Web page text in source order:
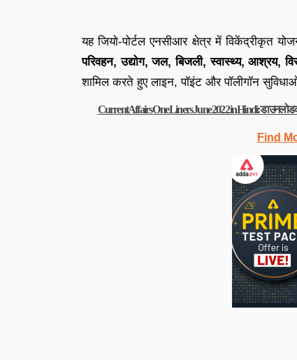
यह जियो-पोर्टल एनसीआर क्षेत्र में विकेंद्रीकृत
परिवहन, उद्योग, जल, बिजली, स्वास्थ्य, आश्रय,
शामिल करते हुए लाइन, पॉइंट और पॉलीगॉन
Current Affairs One Liners June 2022 in Hindi: डाउनलोड
Find